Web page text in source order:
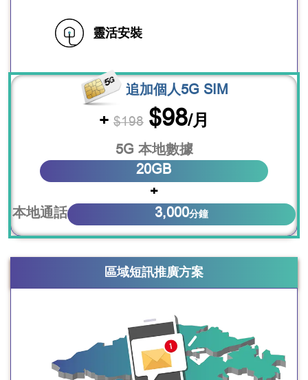
靈活安裝
追加個人5G SIM
+ $198 $98/月
5G 本地數據
20GB
+
本地通話
3,000分鐘
區域短訊推廣方案